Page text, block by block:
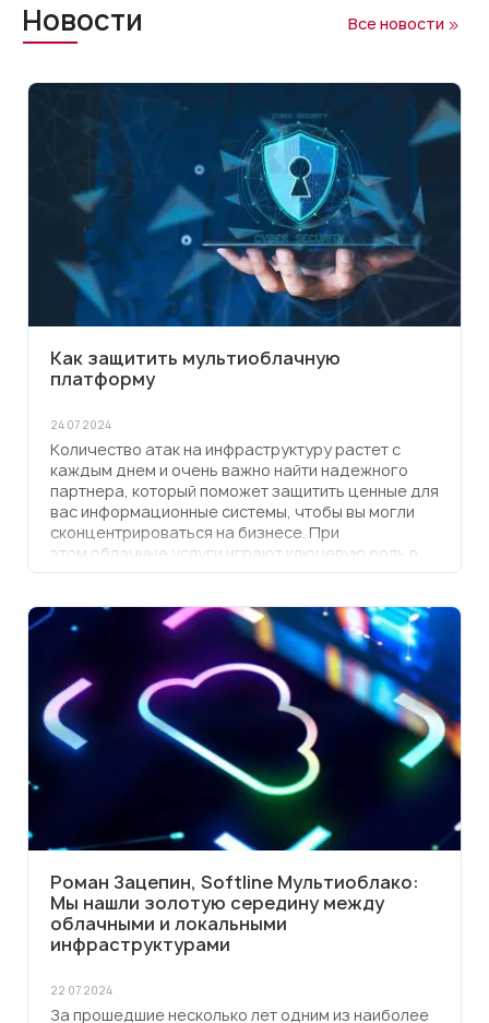
Новости Все новости
Как защитить мультиоблачную
платформу
24 07 2024
Количество атак на инфраструктуру растет с
каждым днем и очень важно найти надежного
партнера, который поможет защитить ценные для
вас информационные системы, чтобы вы могли
сконцентрироваться на бизнесе. При
этом облачные услуги играют ключевую роль в
современном бизнесе, предлагая ряд плюсов,
компаний различного масштаба, помогая им
обеспечить экономию и гибкость,
масштабирование, надежность и безопасность.
Роман Зацепин, Softline Мультиоблако:
Мы нашли золотую середину между
облачными и локальными
инфраструктурами
22 07 2024
За прошедшие несколько лет одним из наиболее